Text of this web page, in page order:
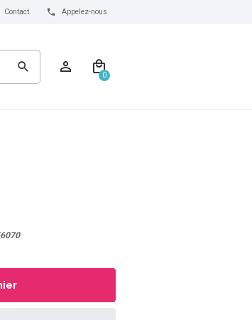
Contact Appelez-nous
0